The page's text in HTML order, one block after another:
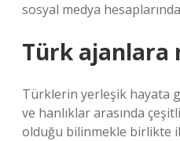
sosyal medya
Türk ajanlara
Türklerin yerleşik hayata
ve hanlıklar arasında
olduğu bilinmekle birlikte